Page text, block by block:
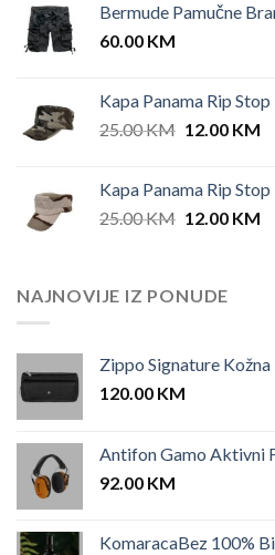
was:
is:
Bermude Pamučne
60.00 KM
Kapa Panama Rip
25.00KM Original
25.00 KM.
12.00 KM
Kapa Panama Rip
25.00KM Original
25.00 KM.
12.00 KM
NAJNOVIJE IZ PONUDE
Zippo Signature
120.00 KM
Antifon Gamo Aktivni
92.00 KM
KomaracaBez 100%